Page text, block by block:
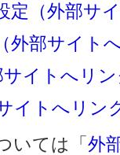
定（外部サ
外部サイト
サイトへリ
イトへリン
いては「外